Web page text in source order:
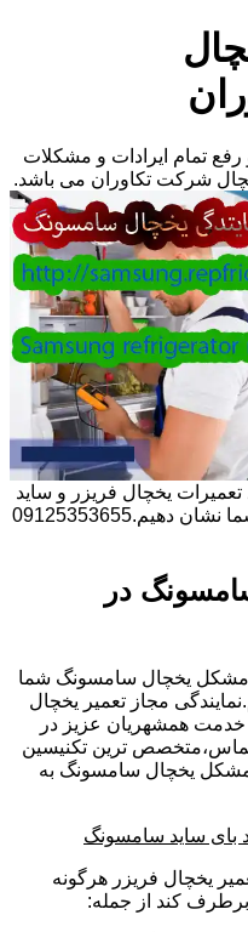
رفع تمام ایرادات و مشکلات
شرکت تکاوران می باشد.
تعمیرات یخچال فریزر و ساید
بای ساید سامسونگ باید بدانید را به شما نشان دهیم.09125353655
در
مشکل یخچال سامسونگ شما
مجاز تعمیر یخچال
همشهریان عزیز در
تماس،متخصص ترین تکنیسین
یخچال سامسونگ به
بای ساید سامسونگ
در زمینه تعمیر یخچال فریزر هرگونه
کند از جمله: